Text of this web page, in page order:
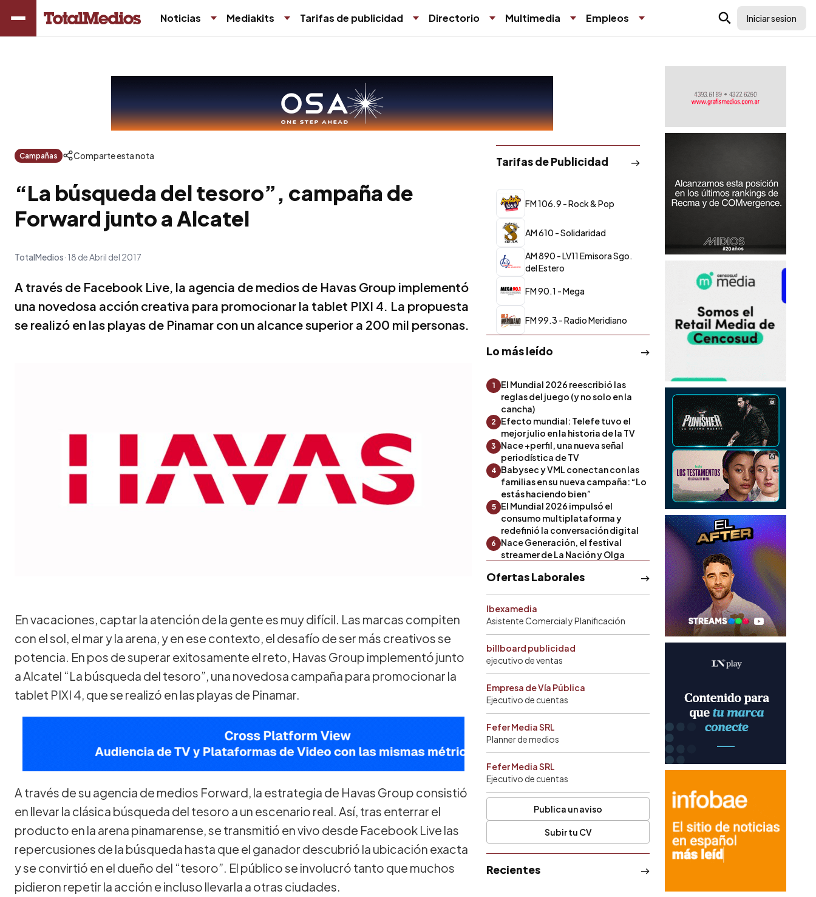
Noticias Mediakits Tarifas de publicidad Directorio Multimedia Empleos Iniciar sesion
Campañas Comparte esta nota
“La búsqueda del tesoro”, campaña de
Forward junto a Alcatel
TotalMedios 18 de Abril del 2017
A través de Facebook Live, la agencia de medios de Havas Group implementó
una novedosa acción creativa para promocionar la tablet PIXI 4. La propuesta
se realizó en las playas de Pinamar con un alcance superior a 200 mil personas.
En vacaciones, captar la atención de la gente es muy difícil. Las marcas compiten
con el sol, el mar y la arena, y en ese contexto, el desafío de ser más creativos se
potencia. En pos de superar exitosamente el reto, Havas Group implementó junto
a Alcatel “La búsqueda del tesoro”, una novedosa campaña para promocionar la
tablet PIXI 4, que se realizó en las playas de Pinamar.
A través de su agencia de medios Forward, la estrategia de Havas Group consistió
en llevar la clásica búsqueda del tesoro a un escenario real. Así, tras enterrar el
producto en la arena pinamarense, se transmitió en vivo desde Facebook Live las
repercusiones de la búsqueda hasta que el ganador descubrió la ubicación exacta
y se convirtió en el dueño del “tesoro”. El público se involucró tanto que muchos
pidieron repetir la acción e incluso llevarla a otras ciudades.
Tarifas de Publicidad
FM 106.9 - Rock & Pop
AM 610 - Solidaridad
AM 890 - LV11 Emisora Sgo.
del Estero
FM 90.1 - Mega
FM 99.3 - Radio Meridiano
Lo más leído
1
El Mundial 2026 reescribió las
reglas del juego (y no solo en la
cancha)
2
Efecto mundial: Telefe tuvo el
mejor julio en la historia de la TV
3
Nace +perfil, una nueva señal
periodística de TV
4 Babysec y VML conectan con las
familias en su nueva campaña: “Lo
estás haciendo bien”
5
El Mundial 2026 impulsó el
consumo multiplataforma y
redefinió la conversación digital
6
Nace Generación, el festival
streamer de La Nación y Olga
Ofertas Laborales
Ibexamedia
Asistente Comercial y Planificación
billboard publicidad
ejecutivo de ventas
Empresa de Vía Pública
Ejecutivo de cuentas
Fefer Media SRL
Planner de medios
Fefer Media SRL
Ejecutivo de cuentas
Publica un aviso
Subir tu CV
Recientes